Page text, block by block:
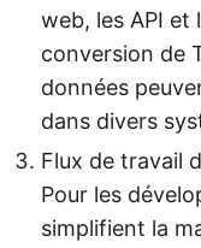
web, les API et
conversion de
données
dans divers
Flux de travail
Pour les
simplifient la